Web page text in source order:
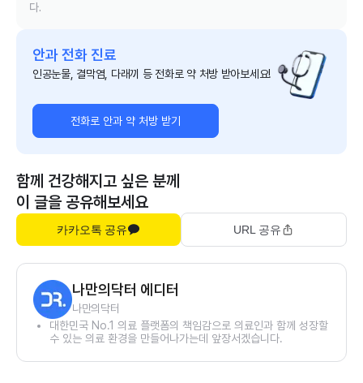
다.
안과 전화 진료
인공눈물, 결막염, 다래끼 등 전화로 약 처방 받아보세요!
전화로 안과 약 처방 받기
함께 건강해지고 싶은 분께
이 글을 공유해보세요
카카오톡 공유 URL 공유
나만의닥터 에디터
나만의닥터
대한민국 No.1 의료 플랫폼의 책임감으로 의료인과 함께 성장할
수 있는 의료 환경을 만들어나가는데 앞장서겠습니다.